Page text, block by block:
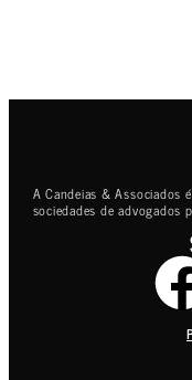
A Candeias & Associados
sociedades de advogados